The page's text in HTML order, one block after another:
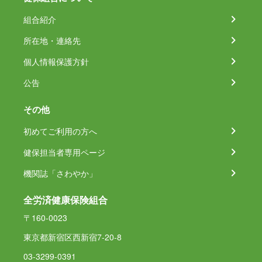
組合紹介
所在地・連絡先
個人情報保護方針
公告
その他
初めてご利用の方へ
健保担当者専用ページ
機関誌「さわやか」
全労済健康保険組合
〒160-0023
東京都新宿区西新宿7-20-8
03-3299-0391